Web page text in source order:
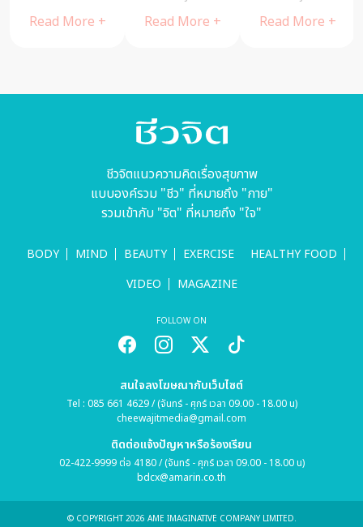
จืดจางลงเลย
Read More +
ทรวงค์
Read More +
ด้วยหลัก คิด
Read More +
ชีวจิตแนวความคิดเรื่องสุขภาพ
แบบองค์รวม "ชีว" ที่หมายถึง "กาย"
รวมเข้ากับ "จิต" ที่หมายถึง "ใจ"
BODY MIND BEAUTY EXERCISE
HEALTHY FOOD
VIDEO
MAGAZINE
FOLLOW ON
สนใจลงโฆษณากับเว็บไซต์
Tel : 085 661 4629 / (จันทร์ - ศุกร์ เวลา 09.00 - 18.00 น)
cheewajitmedia@gmail.com
ติดต่อแจ้งปัญหาหรือร้องเรียน
02-422-9999 ต่อ 4180 / (จันทร์ - ศุกร์ เวลา 09.00 - 18.00 น)
bdcx@amarin.co.th
© COPYRIGHT 2026 AME IMAGINATIVE COMPANY LIMITED.